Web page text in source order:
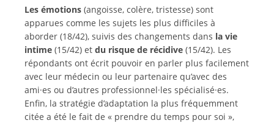
Les émotions (angoisse, colère, tristesse) sont
apparues comme les sujets les plus difficiles à
aborder (18/42), suivis des changements dans la vie
intime (15/42) et du risque de récidive (15/42). Les
répondants ont écrit pouvoir en parler plus facilement
avec leur médecin ou leur partenaire qu’avec des
ami·es ou d’autres professionnel·les spécialisé·es.
Enfin, la stratégie d’adaptation la plus fréquemment
citée a été le fait de « prendre du temps pour soi »,